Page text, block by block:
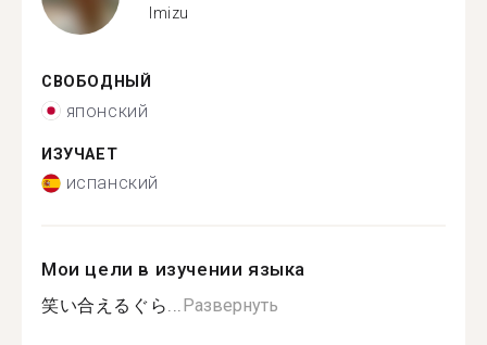
Imizu
СВОБОДНЫЙ
японский
ИЗУЧАЕТ
испанский
Мои цели в изучении языка
笑い合えるぐら...Развернуть